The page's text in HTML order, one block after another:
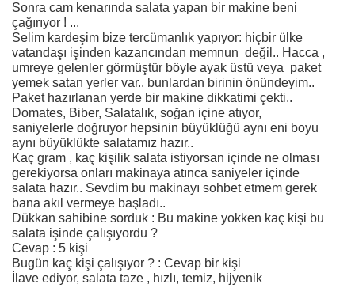
Sonra cam kenarında salata yapan bir makine beni
çağırıyor ! ...
Selim kardeşim bize tercümanlık yapıyor: hiçbir ülke
vatandaşı işinden kazancından memnun değil.. Hacca ,
umreye gelenler görmüştür böyle ayak üstü veya paket
yemek satan yerler var.. bunlardan birinin önündeyim..
Paket hazırlanan yerde bir makine dikkatimi çekti..
Domates, Biber, Salatalık, soğan içine atıyor,
saniyelerle doğruyor hepsinin büyüklüğü aynı eni boyu
aynı büyüklükte salatamız hazır..
Kaç gram , kaç kişilik salata istiyorsan içinde ne olması
gerekiyorsa onları makinaya atınca saniyeler içinde
salata hazır.. Sevdim bu makinayı sohbet etmem gerek
bana akıl vermeye başladı..
Dükkan sahibine sorduk : Bu makine yokken kaç kişi bu
salata işinde çalışıyordu ?
Cevap : 5 kişi
Bugün kaç kişi çalışıyor ? : Cevap bir kişi
İlave ediyor, salata taze , hızlı, temiz, hijyenik